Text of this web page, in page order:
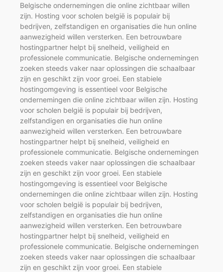
Belgische ondernemingen die online zichtbaar willen
zijn. Hosting voor scholen belgië is populair bij
bedrijven, zelfstandigen en organisaties die hun online
aanwezigheid willen versterken. Een betrouwbare
hostingpartner helpt bij snelheid, veiligheid en
professionele communicatie. Belgische ondernemingen
zoeken steeds vaker naar oplossingen die schaalbaar
zijn en geschikt zijn voor groei. Een stabiele
hostingomgeving is essentieel voor Belgische
ondernemingen die online zichtbaar willen zijn. Hosting
voor scholen belgië is populair bij bedrijven,
zelfstandigen en organisaties die hun online
aanwezigheid willen versterken. Een betrouwbare
hostingpartner helpt bij snelheid, veiligheid en
professionele communicatie. Belgische ondernemingen
zoeken steeds vaker naar oplossingen die schaalbaar
zijn en geschikt zijn voor groei. Een stabiele
hostingomgeving is essentieel voor Belgische
ondernemingen die online zichtbaar willen zijn. Hosting
voor scholen belgië is populair bij bedrijven,
zelfstandigen en organisaties die hun online
aanwezigheid willen versterken. Een betrouwbare
hostingpartner helpt bij snelheid, veiligheid en
professionele communicatie. Belgische ondernemingen
zoeken steeds vaker naar oplossingen die schaalbaar
zijn en geschikt zijn voor groei. Een stabiele